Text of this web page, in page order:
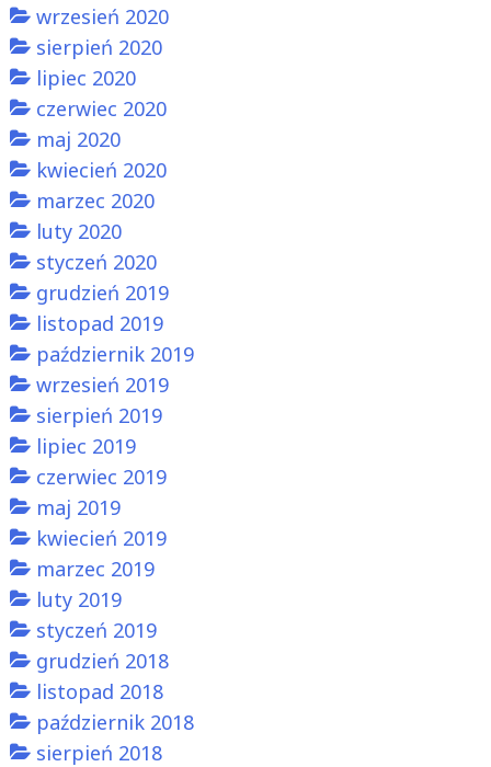
wrzesień 2020
sierpień 2020
lipiec 2020
czerwiec 2020
maj 2020
kwiecień 2020
marzec 2020
luty 2020
styczeń 2020
grudzień 2019
listopad 2019
październik 2019
wrzesień 2019
sierpień 2019
lipiec 2019
czerwiec 2019
maj 2019
kwiecień 2019
marzec 2019
luty 2019
styczeń 2019
grudzień 2018
listopad 2018
październik 2018
sierpień 2018